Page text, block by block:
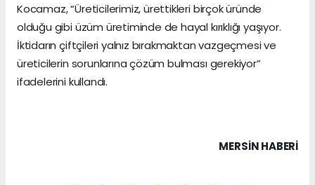
Kocamaz, “Üreticilerimiz, ürettikleri birçok üründe
olduğu gibi üzüm üretiminde de hayal kırıklığı yaşıyor.
İktidarın çiftçileri yalnız bırakmaktan vazgeçmesi ve
üreticilerin sorunlarına çözüm bulması gerekiyor”
ifadelerini kullandı.
MERSIN HABERİ